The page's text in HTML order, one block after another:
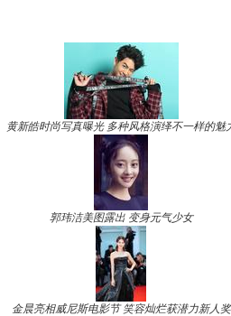
黄新皓时尚写真曝光 多种风格演绎不一样的魅
郭玮洁美图露出 变身元气少女
金晨亮相威尼斯电影节 笑容灿烂获潜力新人奖